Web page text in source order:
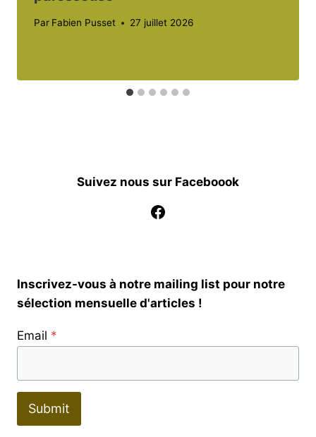
Par Fabien Pusset 27 juillet 2026
Suivez nous sur Faceboook
Facebook
Inscrivez-vous à notre mailing list pour notre
sélection mensuelle d'articles !
Email *
Submit